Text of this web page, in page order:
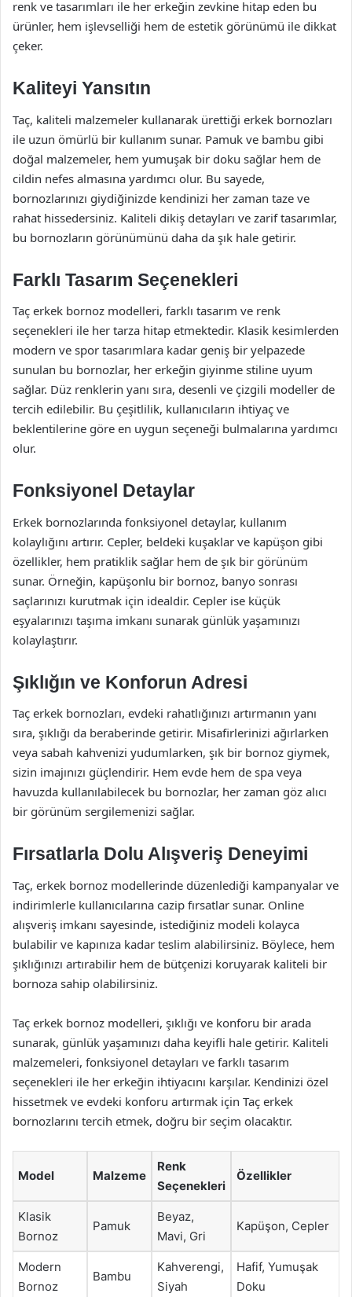
renk ve tasarımları ile her erkeğin zevkine hitap eden bu
ürünler, hem işlevselliği hem de estetik görünümü ile dikkat
çeker.
Kaliteyi Yansıtın
Taç, kaliteli malzemeler kullanarak ürettiği erkek bornozları
ile uzun ömürlü bir kullanım sunar. Pamuk ve bambu gibi
doğal malzemeler, hem yumuşak bir doku sağlar hem de
cildin nefes almasına yardımcı olur. Bu sayede,
bornozlarınızı giydiğinizde kendinizi her zaman taze ve
rahat hissedersiniz. Kaliteli dikiş detayları ve zarif tasarımlar,
bu bornozların görünümünü daha da şık hale getirir.
Farklı Tasarım Seçenekleri
Taç erkek bornoz modelleri, farklı tasarım ve renk
seçenekleri ile her tarza hitap etmektedir. Klasik kesimlerden
modern ve spor tasarımlara kadar geniş bir yelpazede
sunulan bu bornozlar, her erkeğin giyinme stiline uyum
sağlar. Düz renklerin yanı sıra, desenli ve çizgili modeller de
tercih edilebilir. Bu çeşitlilik, kullanıcıların ihtiyaç ve
beklentilerine göre en uygun seçeneği bulmalarına yardımcı
olur.
Fonksiyonel Detaylar
Erkek bornozlarında fonksiyonel detaylar, kullanım
kolaylığını artırır. Cepler, beldeki kuşaklar ve kapüşon gibi
özellikler, hem pratiklik sağlar hem de şık bir görünüm
sunar. Örneğin, kapüşonlu bir bornoz, banyo sonrası
saçlarınızı kurutmak için idealdir. Cepler ise küçük
eşyalarınızı taşıma imkanı sunarak günlük yaşamınızı
kolaylaştırır.
Şıklığın ve Konforun Adresi
Taç erkek bornozları, evdeki rahatlığınızı artırmanın yanı
sıra, şıklığı da beraberinde getirir. Misafirlerinizi ağırlarken
veya sabah kahvenizi yudumlarken, şık bir bornoz giymek,
sizin imajınızı güçlendirir. Hem evde hem de spa veya
havuzda kullanılabilecek bu bornozlar, her zaman göz alıcı
bir görünüm sergilemenizi sağlar.
Fırsatlarla Dolu Alışveriş Deneyimi
Taç, erkek bornoz modellerinde düzenlediği kampanyalar ve
indirimlerle kullanıcılarına cazip fırsatlar sunar. Online
alışveriş imkanı sayesinde, istediğiniz modeli kolayca
bulabilir ve kapınıza kadar teslim alabilirsiniz. Böylece, hem
şıklığınızı artırabilir hem de bütçenizi koruyarak kaliteli bir
bornoza sahip olabilirsiniz.
Taç erkek bornoz modelleri, şıklığı ve konforu bir arada
sunarak, günlük yaşamınızı daha keyifli hale getirir. Kaliteli
malzemeleri, fonksiyonel detayları ve farklı tasarım
seçenekleri ile her erkeğin ihtiyacını karşılar. Kendinizi özel
hissetmek ve evdeki konforu artırmak için Taç erkek
bornozlarını tercih etmek, doğru bir seçim olacaktır.
Model Malzeme
Renk
Seçenekleri
Özellikler
Klasik
Bornoz
Pamuk
Beyaz,
Mavi, Gri
Kapüşon, Cepler
Modern
Bornoz
Bambu
Kahverengi,
Siyah
Hafif, Yumuşak
Doku